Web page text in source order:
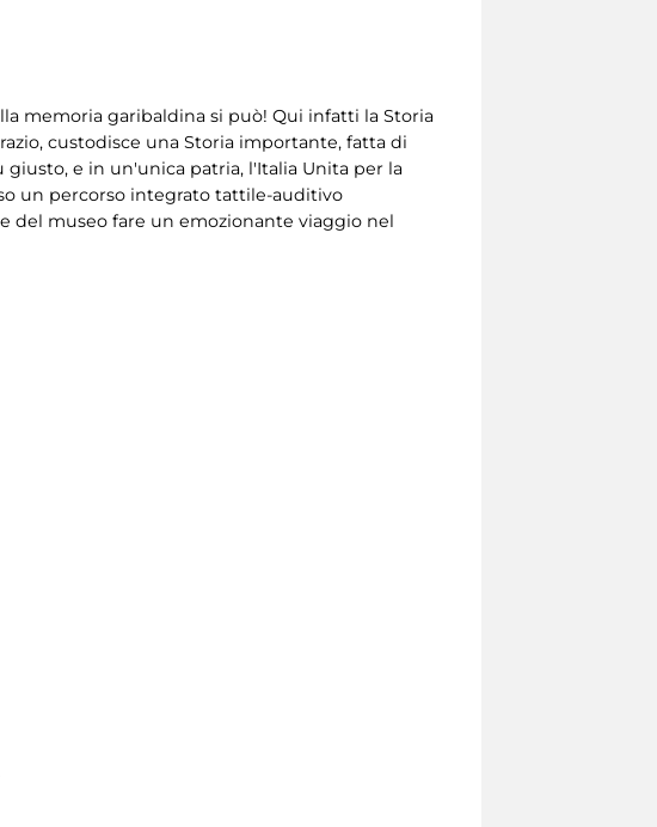
memoria garibaldina si può! Qui infatti la Storia
custodisce una Storia importante, fatta di
e in un'unica patria, l'Italia Unita per la
un percorso integrato tattile-auditivo
del museo fare un emozionante viaggio nel